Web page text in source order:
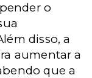
o
disso, a
aumentar a
que a